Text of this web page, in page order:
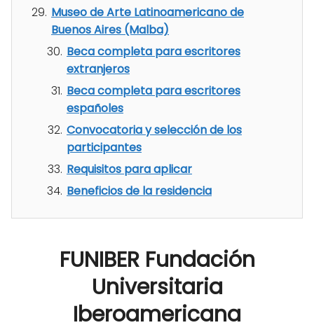
Museo de Arte Latinoamericano de
Buenos Aires (Malba)
Beca completa para escritores
extranjeros
Beca completa para escritores
españoles
Convocatoria y selección de los
participantes
Requisitos para aplicar
Beneficios de la residencia
FUNIBER Fundación
Universitaria
Iberoamericana